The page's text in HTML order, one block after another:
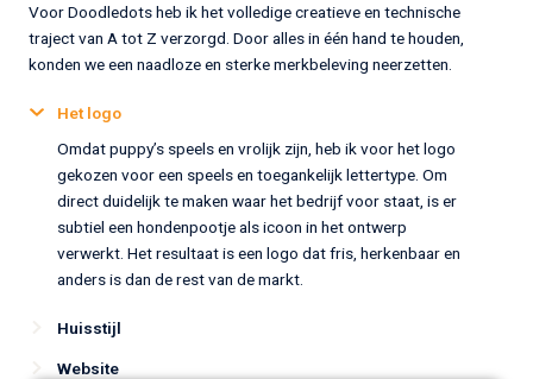
Voor Doodledots heb ik het volledige creatieve en technische
traject van A tot Z verzorgd. Door alles in één hand te houden,
konden we een naadloze en sterke merkbeleving neerzetten.
Het logo
Omdat puppy’s speels en vrolijk zijn, heb ik voor het logo
gekozen voor een speels en toegankelijk lettertype. Om
direct duidelijk te maken waar het bedrijf voor staat, is er
subtiel een hondenpootje als icoon in het ontwerp
verwerkt. Het resultaat is een logo dat fris, herkenbaar en
anders is dan de rest van de markt.
Huisstijl
Website